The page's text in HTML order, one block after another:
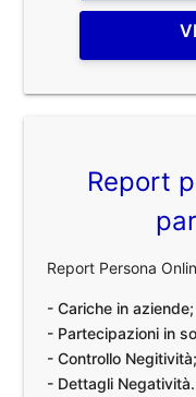
Report
Report Persona
- Cariche in aziende;
- Partecipazioni in
- Controllo Negitività;
- Dettagli Negatività.